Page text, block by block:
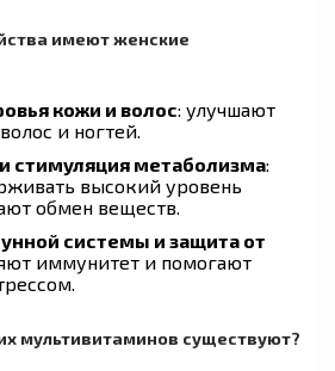
имеют женские
кожи и волос: улучшают
и ногтей.
стимуляция метаболизма:
высокий уровень
обмен веществ.
системы и защита от
иммунитет и помогают
мультивитаминов существуют?